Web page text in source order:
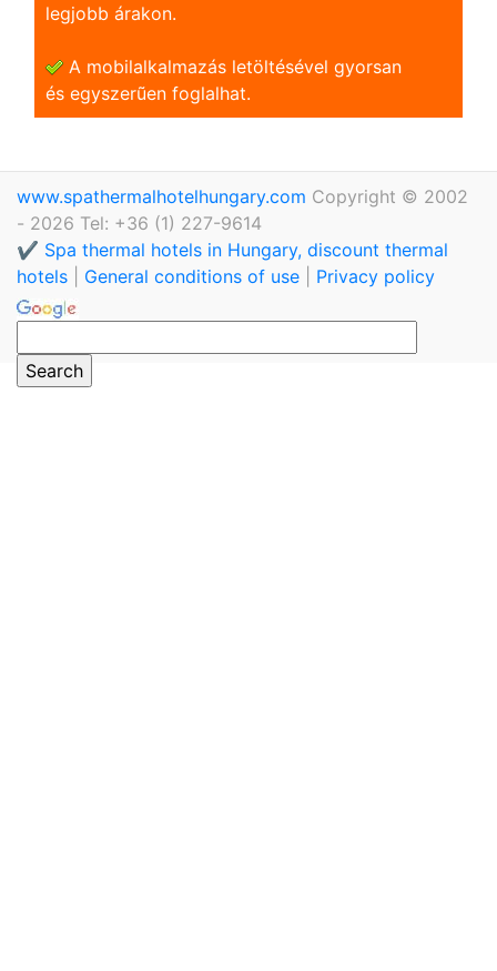
legjobb árakon.
A mobilalkalmazás letöltésével gyorsan
és egyszerũen foglalhat.
www.spathermalhotelhungary.com Copyright © 2002
- 2026 Tel: +36 (1) 227-9614
✔️ Spa thermal hotels in Hungary, discount thermal
hotels
General conditions of use Privacy policy